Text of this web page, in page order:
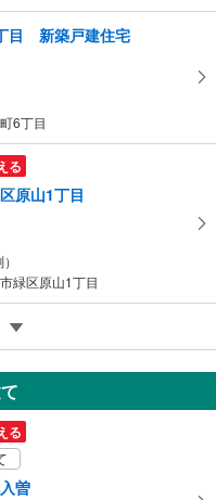
目 新築戸建住宅
6丁目
る
原山1丁目
緑区原山1丁目
東みずほ台8期
）
みずほ台4丁目
る
曽